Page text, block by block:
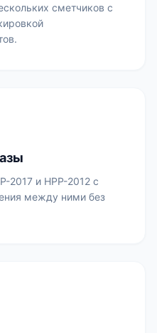
сметчиков с
2017 и НРР-2012 с
между ними без